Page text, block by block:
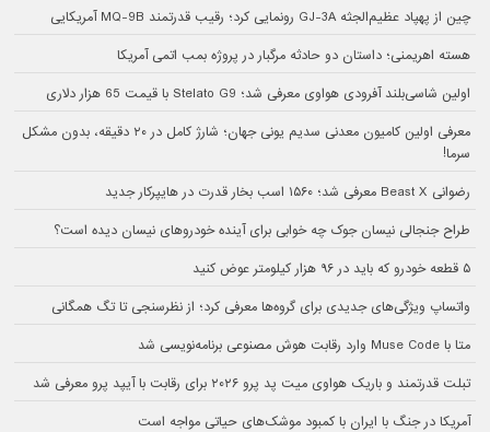
چین از پهپاد عظیم‌الجثه GJ-3A رونمایی کرد؛ رقیب قدرتمند MQ-9B آمریکایی
هسته اهریمنی؛ داستان دو حادثه مرگبار در پروژه بمب اتمی آمریکا
اولین شاسی‌بلند آفرودی هواوی معرفی شد؛ Stelato G9 با قیمت 65 هزار دلاری
معرفی اولین کامیون معدنی سدیم یونی جهان؛ شارژ کامل در ۲۰ دقیقه، بدون مشکل
سرما!
رضوانی Beast X معرفی شد؛ ۱۵۶۰ اسب بخار قدرت در هایپرکار جدید
طراح جنجالی نیسان جوک چه خوابی برای آینده خودروهای نیسان دیده است؟
۵ قطعه خودرو که باید در ۹۶ هزار کیلومتر عوض کنید
واتساپ ویژگی‌های جدیدی برای گروه‌ها معرفی کرد؛ از نظرسنجی تا تگ همگانی
متا با Muse Code وارد رقابت هوش مصنوعی برنامه‌نویسی شد
تبلت قدرتمند و باریک هواوی میت پد پرو ۲۰۲۶ برای رقابت با آیپد پرو معرفی شد
آمریکا در جنگ با ایران با کمبود موشک‌های حیاتی مواجه است